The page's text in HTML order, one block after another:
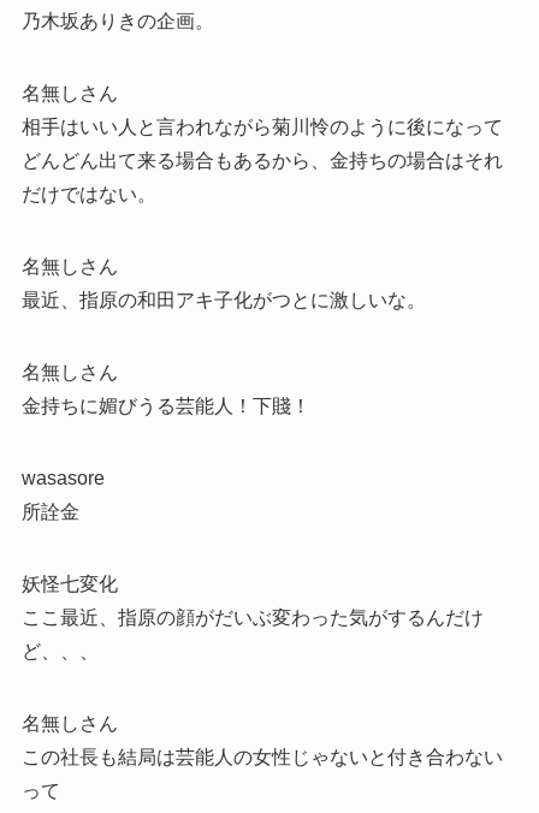
乃木坂ありきの企画。
名無しさん
相手はいい人と言われながら菊川怜のように後になって
どんどん出て来る場合もあるから、金持ちの場合はそれ
だけではない。
名無しさん
最近、指原の和田アキ子化がつとに激しいな。
名無しさん
金持ちに媚びうる芸能人！下賤！
wasasore
所詮金
妖怪七変化
ここ最近、指原の顔がだいぶ変わった気がするんだけ
ど、、、
名無しさん
この社長も結局は芸能人の女性じゃないと付き合わない
って